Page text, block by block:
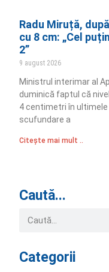
Radu Miruță,
cu 8 cm: „Cel
2”
9 august 2026
Ministrul interimar al
duminică faptul că
4 centimetri în ultimele
scufundare a
Citește mai mult ..
Caută...
Categorii